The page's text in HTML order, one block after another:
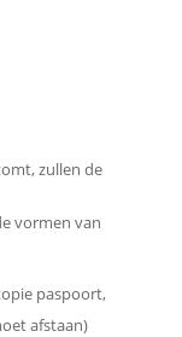
zullen de
vormen van
paspoort,
afstaan)